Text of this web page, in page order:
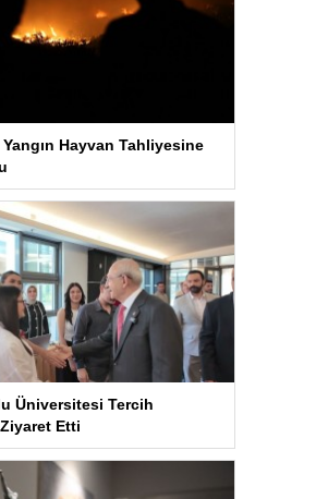
Yangın Hayvan Tahliyesine
Üniversitesi Tercih
Etti